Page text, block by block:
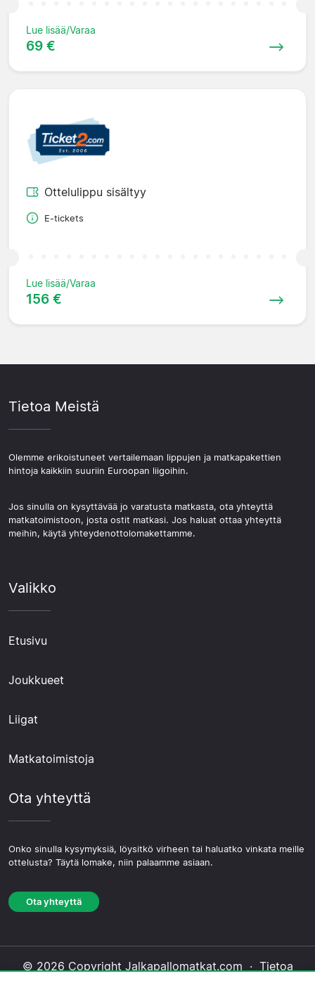
Lue lisää/Varaa
69 €
Ottelulippu sisältyy
E-tickets
Lue lisää/Varaa
156 €
Tietoa Meistä
Olemme erikoistuneet vertailemaan lippujen ja matkapakettien
hintoja kaikkiin suuriin Euroopan liigoihin.
Jos sinulla on kysyttävää jo varatusta matkasta, ota yhteyttä
matkatoimistoon, josta ostit matkasi. Jos haluat ottaa yhteyttä
meihin, käytä yhteydenottolomakettamme.
Valikko
Etusivu
Joukkueet
Liigat
Matkatoimistoja
Ota yhteyttä
Onko sinulla kysymyksiä, löysitkö virheen tai haluatko vinkata meille
ottelusta? Täytä lomake, niin palaamme asiaan.
Ota yhteyttä
© 2026 Copyright Jalkapallomatkat.com · Tietoa